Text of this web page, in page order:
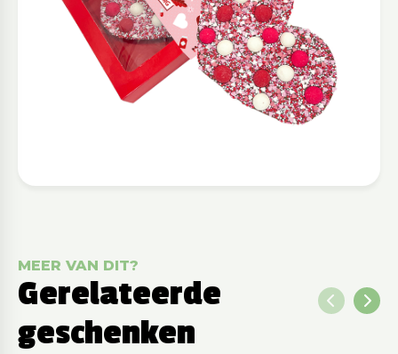
MEER VAN DIT?
Gerelateerde
geschenken